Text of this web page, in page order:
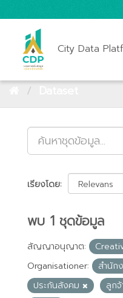
City Data
เรียงโดย
พบ 1 ชุดข้อมูล
สัญญาอนุญาต:
Organisationer:
สำนัก
ประกันสังคม
ลูกจ้